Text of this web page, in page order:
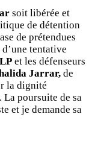
soit libérée et
de détention
de prétendues
tentative
et les défenseurs
Jarrar, de
la dignité
La poursuite de sa
et je demande sa